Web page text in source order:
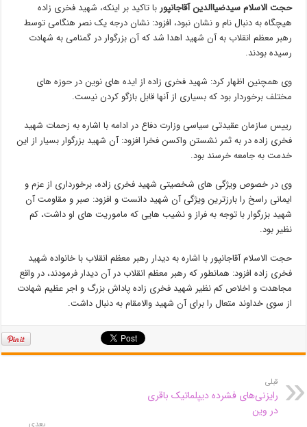
حجت الاسلام سیدضیاالدین آقاجانپوربا تاکید بر اینکه، شهید فخری زاده
هیچگاه به دنبال نام و نشان نبود، افزود: نشان درجه یک نصر هنگامی توسط
رهبر معظم انقلاب به آن شهید اهدا شد که آن بزرگوار در گمنامی به شهادت
رسیده بودند.
وی همچنین اظهار کرد: شهید فخری زاده از ایده های نوین در حوزه های
مختلف برخوردار بود که بسیاری از آنها قابل بازگو کردن نیست.
رییس سازمان عقیدتی سیاسی وزارت دفاع در ادامه با اشاره به زحمات شهید
فخری زاده در به ثمر نشستن واکسن فخرا افزود: آن شهید بزرگوار بسیار از این
خدمت به جامعه خرسند بود.
وی در خصوص ویژگی های شخصیتی شهید فخری زاده، برخورداری از عزم و
ایمانی راسخ را بارزترین ویژگی آن شهید دانست و افزود: صبر و مقاومت آن
شهید بزرگوار با توجه به فراز و نشیب هایی که ماموریت های او داشت، کم
نظیر بود.
حجت الاسلام آقاجانپور با اشاره به دیدار رهبر معظم انقلاب با خانواده شهید
فخری زاده افزود: همانطور که رهبر معظم انقلاب در آن دیدار فرمودند، در واقع
مجاهدت و اخلاص کم نظیر شهید فخری زاده پاداش بزرگ و اجر عظیم شهادت
از سوی خداوند متعال را برای آن شهید والامقام به دنبال داشت.
قبلی
رایزنی‌های فشرده دیپلماتیک باقری
در وین
بعدی